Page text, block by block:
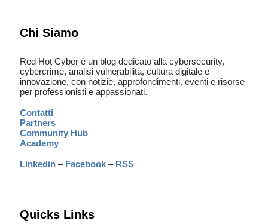
Chi Siamo
Red Hot Cyber è un blog dedicato alla cybersecurity,
cybercrime, analisi vulnerabilità, cultura digitale e
innovazione, con notizie, approfondimenti, eventi e risorse
per professionisti e appassionati.
Contatti
Partners
Community Hub
Academy
Linkedin – Facebook – RSS
Quicks Links